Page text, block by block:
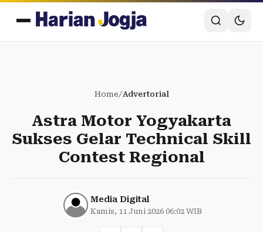
Home/Advertorial
Astra Motor Yogyakarta
Sukses Gelar Technical Skill
Contest Regional
Media Digital
Kamis, 11 Juni 2026 06:02 WIB